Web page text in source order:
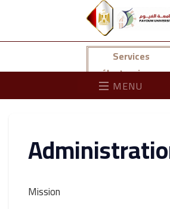
Services
électroniques
MENU
Mission